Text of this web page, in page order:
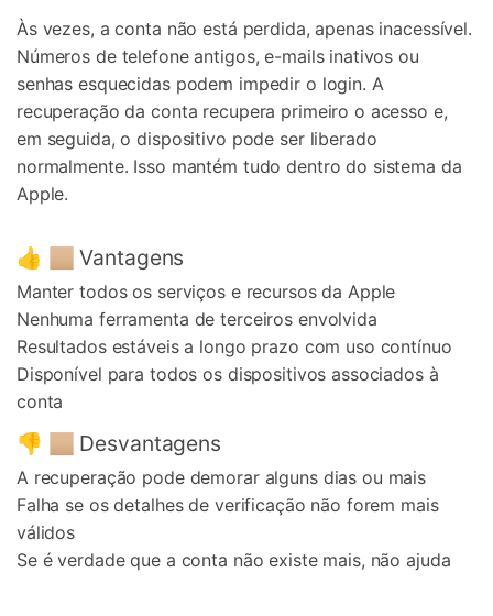
Às vezes, a conta não está perdida, apenas inacessível.
Números de telefone antigos, e-mails inativos ou
senhas esquecidas podem impedir o login. A
recuperação da conta recupera primeiro o acesso e,
em seguida, o dispositivo pode ser liberado
normalmente. Isso mantém tudo dentro do sistema da
Apple.
👍 🏼 Vantagens
Manter todos os serviços e recursos da Apple
Nenhuma ferramenta de terceiros envolvida
Resultados estáveis a longo prazo com uso contínuo
Disponível para todos os dispositivos associados à
conta
👎 🏼 Desvantagens
A recuperação pode demorar alguns dias ou mais
Falha se os detalhes de verificação não forem mais
válidos
Se é verdade que a conta não existe mais, não ajuda